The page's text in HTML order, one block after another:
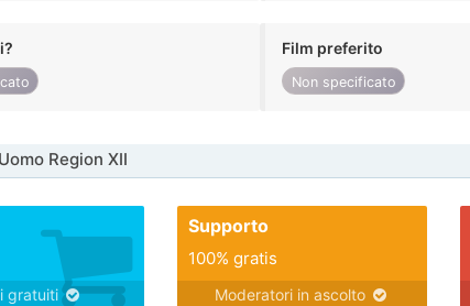
Film preferito
Non specificato
Region XII
gratuiti
Supporto
100% gratis
Moderatori in ascolto